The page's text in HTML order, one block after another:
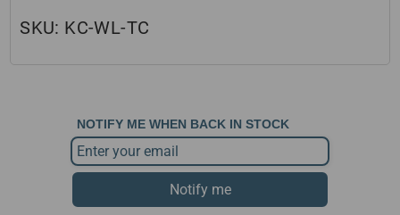
SKU: KC-WL-TC
NOTIFY ME WHEN BACK IN STOCK
Notify me